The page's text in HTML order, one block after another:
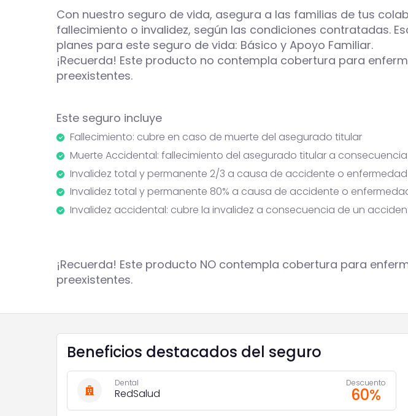
Con nuestro seguro de vida, asegura a las familias de tus
fallecimiento o invalidez, según las condiciones contratadas.
planes para este seguro de vida: Básico y Apoyo Familiar.
¡Recuerda! Este producto no contempla cobertura para
preexistentes.
Este seguro incluye
Fallecimiento: cubre en caso de muerte del asegurado titular
Muerte Accidental: fallecimiento del asegurado titular a
Invalidez total y permanente 2/3 a causa de accidente o enfermedad
Invalidez total y permanente 80% a causa de accidente o
Invalidez accidental: cubre la invalidez a consecuencia de un
¡Recuerda! Este producto NO contempla cobertura para
preexistentes.
Beneficios destacados del seguro
Dental
RedSalud
Descuento
60%